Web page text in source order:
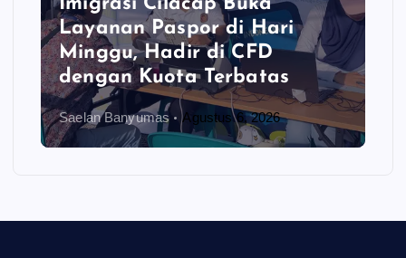
Imigrasi Cilacap Buka
Layanan Paspor di Hari
Minggu, Hadir di CFD
dengan Kuota Terbatas
Saelan Banyumas Agustus 6, 2026